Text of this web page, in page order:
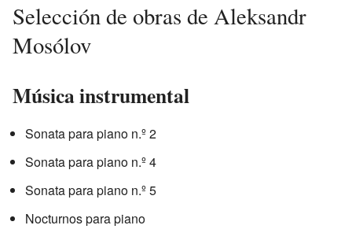
Selección de obras de Aleksandr
Mosólov
Música instrumental
Sonata para piano n.º 2
Sonata para piano n.º 4
Sonata para piano n.º 5
Nocturnos para piano